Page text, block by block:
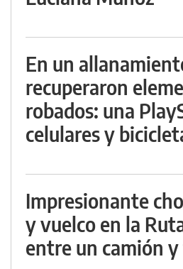
En un
recuperaron
robados: una
celulares y
Impresionante
y vuelco en la
entre un camión